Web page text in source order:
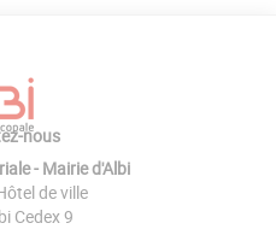
nous
- Mairie d'Albi
de ville
Cedex 9